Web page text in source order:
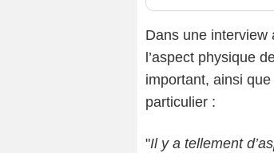
Dans une interview
l’aspect physique
important, ainsi
particulier :
"Il y a tellement